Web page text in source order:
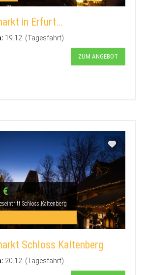
in Erfurt…
19.12. (Tagesfahrt)
ZUM ANGEBOT
€
Schloss Kaltenberg
Schloss Kaltenberg
20.12. (Tagesfahrt)